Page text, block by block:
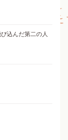
込んだ第二の人